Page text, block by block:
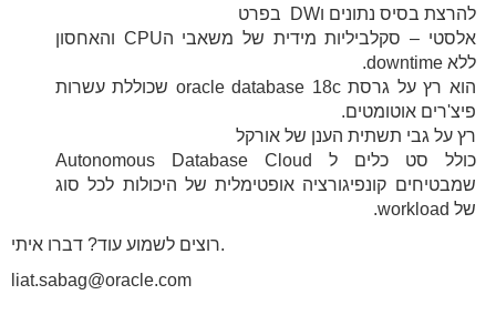
להרצת בסיס נתונים וDW בפרט
אלסטי – סקלביליות מידית של משאבי הCPU והאחסון
ללא downtime.
הוא רץ על גרסת oracle database 18c שכוללת עשרות
פיצ'רים אוטומטים.
רץ על גבי תשתית הענן של אורקל
כולל סט כלים ל Autonomous Database Cloud
שמבטיחים קונפיגורציה אופטימלית של היכולות לכל סוג
של workload.
רוצים לשמוע עוד? דברו איתי.
liat.sabag@oracle.com